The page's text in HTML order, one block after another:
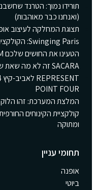
תורידו נמוך: הטרנד
(ואנחנו כבר מאוהבות)
תצוגת המחלקה לעיצוב
Swinging Paris: הקולקציה החדשה של ba&sh
הטעינו את החושים שלכם GUCCI GUILTY ELIXIR DE PARFUM
SACARA זה לא מה שאת שמה על הפנים – זה הפנים
POINT FOUR
המלצת המערכת: זהו
קולקציית הקינוחים
ומתוקה
תחומי עניין
אופנה
ביוטי